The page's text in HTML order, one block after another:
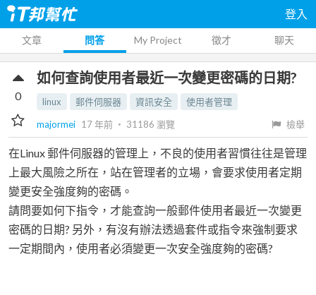
登入
文章 問答 My Project 徵才 聊天
如何查詢使用者最近一次變更密碼的日期?
linux 郵件伺服器 資訊安全
使用者管理
majormei 17 年前 ‧ 31186 瀏覽 檢舉
0
在Linux 郵件伺服器的管理上，不良的使用者習慣往往是管理
上最大風險之所在，站在管理者的立場，會要求使用者定期
變更安全強度夠的密碼。
請問要如何下指令，才能查詢一般郵件使用者最近一次變更
密碼的日期? 另外，有沒有辦法透過套件或指令來強制要求
一定期間內，使用者必須變更一次安全強度夠的密碼?